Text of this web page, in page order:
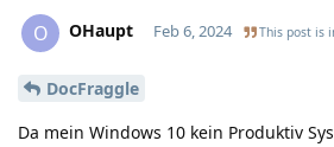
O OHaupt Feb 6, 2024 This post is
DocFraggle
Da mein Windows 10 kein Produktiv